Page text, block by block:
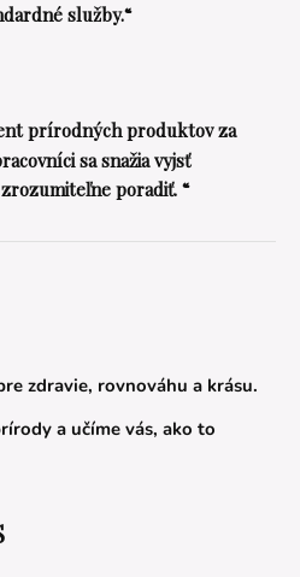
služby.“
prírodných produktov za
sa snažia vyjsť
poradiť. “
zdravie, rovnováhu a krásu.
a učíme vás, ako to